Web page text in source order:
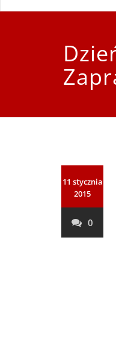
11 stycznia
2015
0